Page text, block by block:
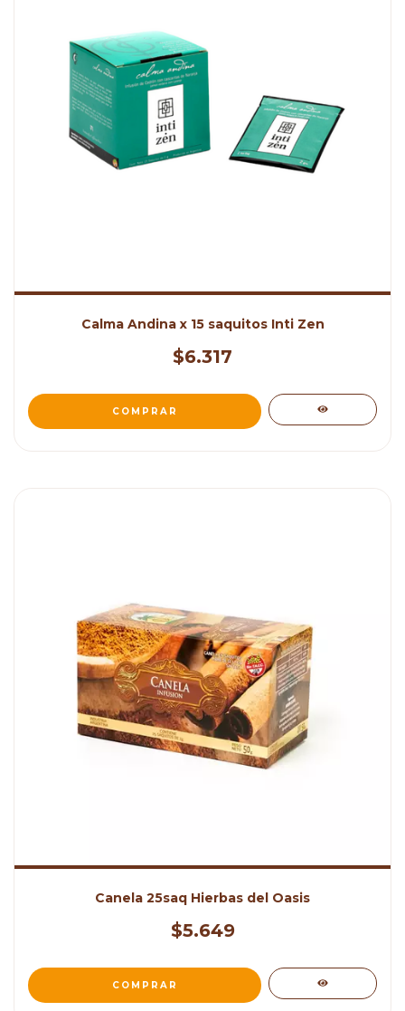
Calma Andina x 15 saquitos Inti Zen
$6.317
Canela 25saq Hierbas del Oasis
$5.649